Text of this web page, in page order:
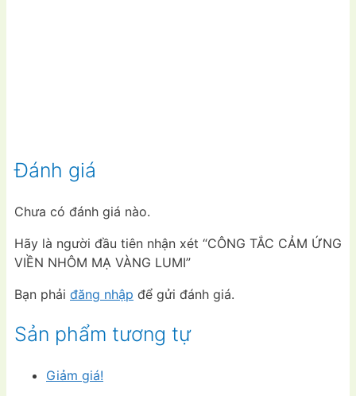
Đánh giá
Chưa có đánh giá nào.
Hãy là người đầu tiên nhận xét “CÔNG TẮC CẢM ỨNG
VIỀN NHÔM MẠ VÀNG LUMI”
Bạn phải đăng nhập để gửi đánh giá.
Sản phẩm tương tự
Giảm giá!